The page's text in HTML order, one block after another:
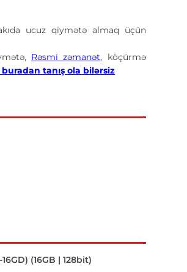
ucuz qiymətə almaq üçün
Rəsmi zəmanət, köçürmə
tanış ola bilərsiz
(16GB | 128bit)